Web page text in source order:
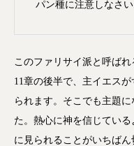
パン種に注意しなさ
このファリサイ派と呼ば
11章の後半で、主イエス
られます。そこでも主題
た。熱心に神を信じてい
に見られることがいちば